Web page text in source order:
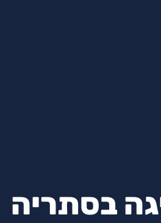
בסתריה